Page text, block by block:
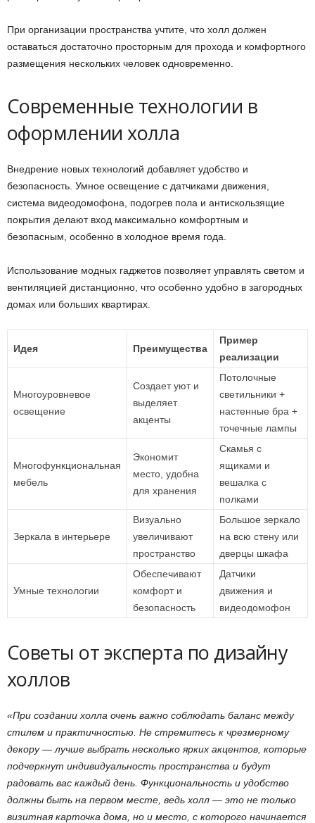
При организации пространства учтите, что холл должен
оставаться достаточно просторным для прохода и комфортного
размещения нескольких человек одновременно.
Современные технологии в
оформлении холла
Внедрение новых технологий добавляет удобство и
безопасность. Умное освещение с датчиками движения,
система видеодомофона, подогрев пола и антискользящие
покрытия делают вход максимально комфортным и
безопасным, особенно в холодное время года.
Использование модных гаджетов позволяет управлять светом и
вентиляцией дистанционно, что особенно удобно в загородных
домах или больших квартирах.
Идея Преимущества
Пример
реализации
Многоуровневое
освещение
Создает уют и
выделяет
акценты
Потолочные
светильники +
настенные бра +
точечные лампы
Многофункциональная
мебель
Экономит
место, удобна
для хранения
Скамья с
ящиками и
вешалка с
полками
Зеркала в интерьере
Визуально
увеличивают
пространство
Большое зеркало
на всю стену или
дверцы шкафа
Умные технологии
Обеспечивают
комфорт и
безопасность
Датчики
движения и
видеодомофон
Советы от эксперта по дизайну
холлов
«При создании холла очень важно соблюдать баланс между
стилем и практичностью. Не стремитесь к чрезмерному
декору — лучше выбрать несколько ярких акцентов, которые
подчеркнут индивидуальность пространства и будут
радовать вас каждый день. Функциональность и удобство
должны быть на первом месте, ведь холл — это не только
визитная карточка дома, но и место, с которого начинается